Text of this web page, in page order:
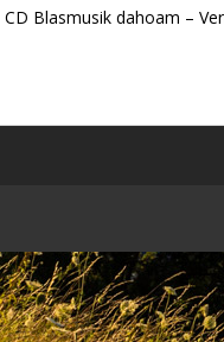
CD Blasmusik dahoam –